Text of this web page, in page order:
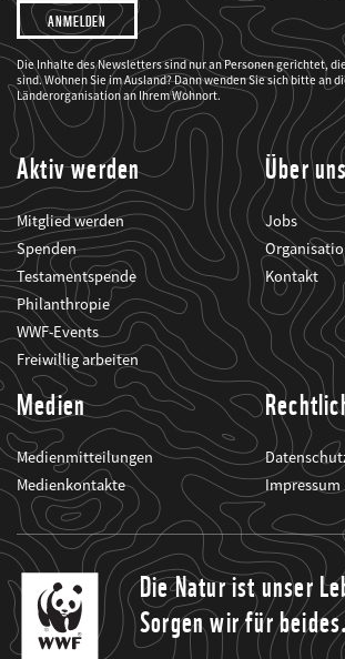
Ich
möchte,
dass
der
WWF
mich
über
seine
Projekte
informiert.
Die Inhalte des Newsletters sind nur an Personen gerichtet,
sind. Wohnen Sie im Ausland? Dann wenden Sie sich bitte an
Länderorganisation an Ihrem Wohnort.
Aktiv werden
Mitglied werden
Spenden
Testamentspende
Philanthropie
WWF-Events
Freiwillig arbeiten
Über
Jobs
Kontakt
Medien
Medienmitteilungen
Medienkontakte
Impressum
Die Natur ist unser
Sorgen wir für